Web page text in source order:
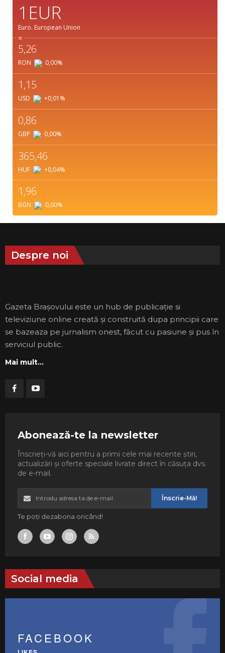
1EUR
Euro. European Union
=
5,26
RON 0,00%
1,15
USD +0,01 %
0,86
GBP 0,00%
365,46
HUF +0,04%
1,96
BGN 0,00%
Despre noi
Gazeta Brașovului este un hub de publicație si
televiziune online creată și construită dupa principii care
se bazeaza pe jurnalism onest, făcut cu pasiune și pus în
serviciul public.
Mai mult...
Abonează-te la newsletter
Înscrieți-vă aici pentru a primi cele mai recente știri,
actualizări și oferte speciale livrate direct în căsuța dvs.
de e-mail.
Înscrie-Mă!
Te poți dezabona oricând!
Social media
FACEBOOK